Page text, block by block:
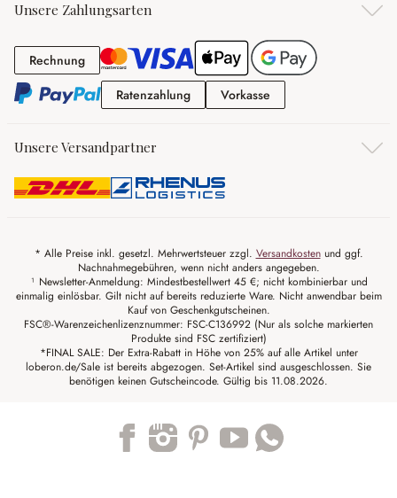
Unsere Zahlungsarten
RechnungRechnung
RatenzahlungRatenzahlung
Vorkasse
Unsere Versandpartner
* Alle Preise inkl. gesetzl. Mehrwertsteuer zzgl. Versandkostenund ggf.
Nachnahmegebühren, wenn nicht anders angegeben.
¹ Newsletter-Anmeldung: Mindestbestellwert 45 €; nicht kombinierbar und
einmalig einlösbar. Gilt nicht auf bereits reduzierte Ware. Nicht anwendbar beim
Kauf von Geschenkgutscheinen.
FSC®-Warenzeichenlizenznummer: FSC-C136992 (Nur als solche markierten
Produkte sind FSC zertifiziert)
*FINAL SALE: Der Extra-Rabatt in Höhe von 25% auf alle Artikel unter
loberon.de/Sale ist bereits abgezogen. Set-Artikel sind ausgeschlossen. Sie
benötigen keinen Gutscheincode. Gültig bis 11.08.2026.